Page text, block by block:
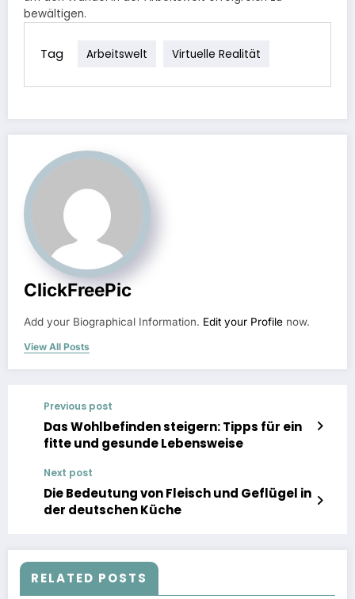
bewältigen.
Tag Arbeitswelt Virtuelle Realität
ClickFreePic
Add your Biographical Information. Edit your Profile now.
View All Posts
Previous post
Das Wohlbefinden steigern: Tipps für ein
fitte und gesunde Lebensweise
Next post
Die Bedeutung von Fleisch und Geflügel in
der deutschen Küche
RELATED POSTS